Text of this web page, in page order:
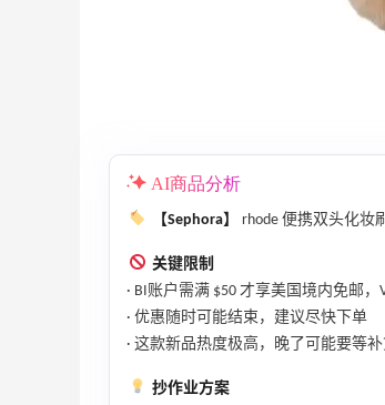
AI商品分析
【Sephora】 rhode 便携双头化妆
关键限制
· BI账户需满 $50 才享美国境内免邮
· 优惠随时可能结束，建议尽快下单
· 这款新品热度极高，晚了可能要等
抄作业方案
满$200享8.5折优惠+部分送好
Mac Duggal
最高2%返利